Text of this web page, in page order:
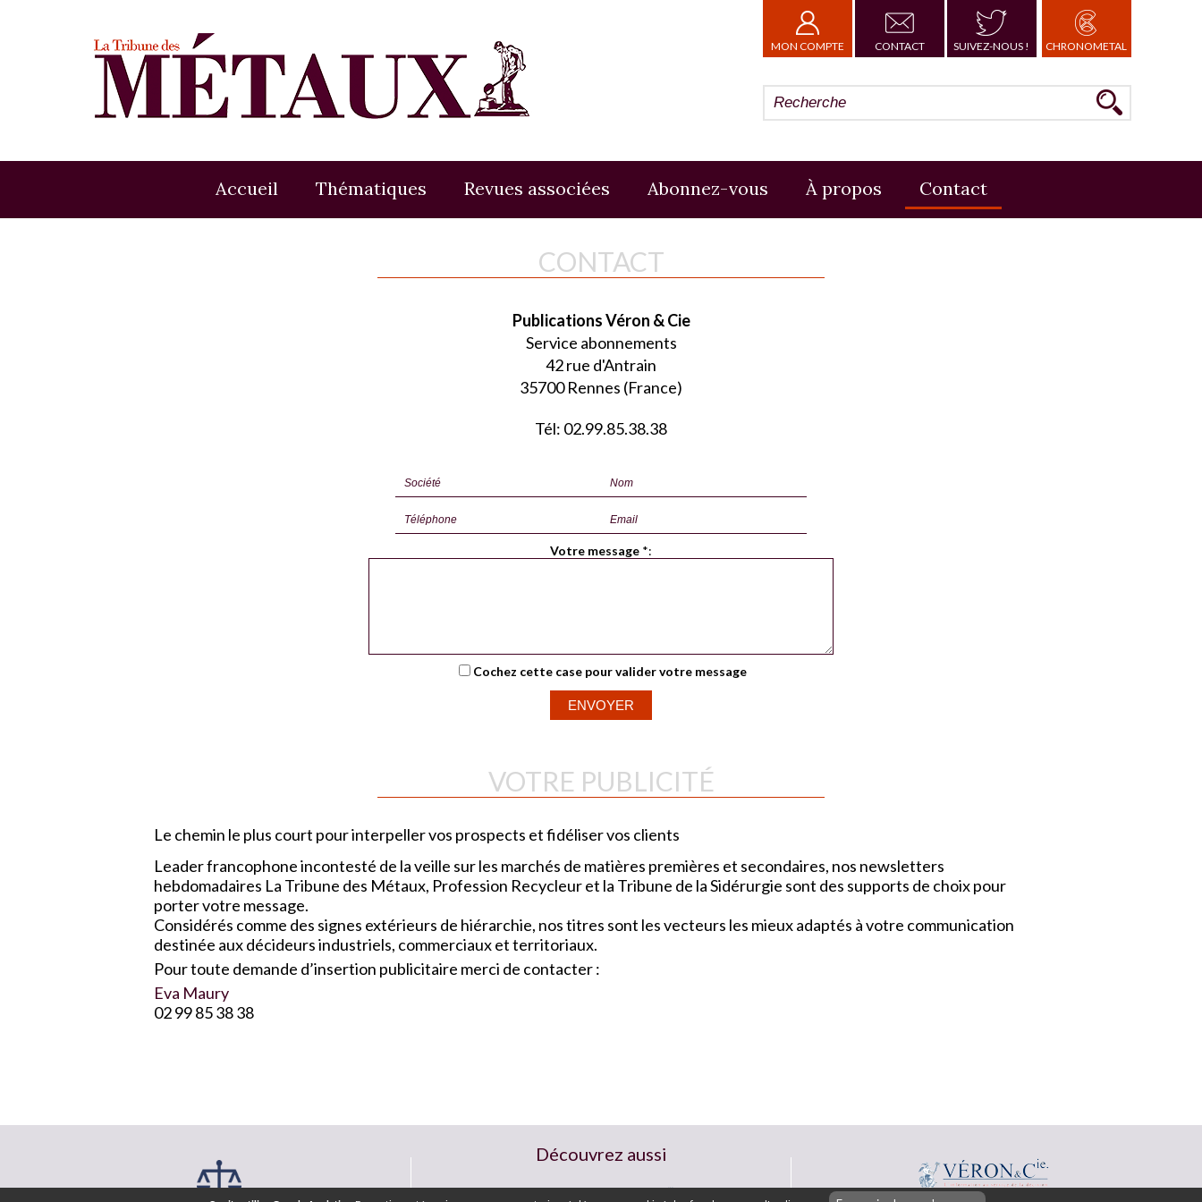
MON COMPTE CONTACT SUIVEZ-NOUS ! CHRONOMETAL
Accueil Thématiques Revues associées Abonnez-vous À propos Contact
CONTACT
Publications Véron & Cie
Service abonnements
42 rue d'Antrain
35700 Rennes (France)
Tél: 02.99.85.38.38
Votre message *:
Cochez cette case pour valider votre message
VOTRE PUBLICITÉ
Le chemin le plus court pour interpeller vos prospects et fidéliser vos clients
Leader francophone incontesté de la veille sur les marchés de matières premières et secondaires, nos newsletters
hebdomadaires La Tribune des Métaux, Profession Recycleur et la Tribune de la Sidérurgie sont des supports de choix pour
porter votre message.
Considérés comme des signes extérieurs de hiérarchie, nos titres sont les vecteurs les mieux adaptés à votre communication
destinée aux décideurs industriels, commerciaux et territoriaux.
Pour toute demande d’insertion publicitaire merci de contacter :
Eva Maury
02 99 85 38 38
Découvrez aussi